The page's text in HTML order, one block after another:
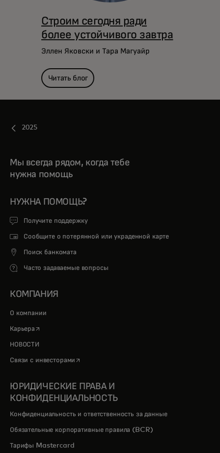
Строим сегодня ради
более устойчивого завтра
Эллен Яковски и Тара Магуайр
Читать блог
2025
Мы всегда рядом, когда тебе
нужна помощь
НУЖНА ПОМОЩЬ?
Получите поддержку
Сообщите о потерянной или украденной карте
Поиск банкомата
Часто задаваемые вопросы
КОМПАНИЯ
О компании
Карьера opens in a new tab
НОВОСТИ
Связи с инвесторами opens in a new tab
ЮРИДИЧЕСКИЕ ПРАВА И
КОНФИДЕНЦИАЛЬНОСТЬ
Конфиденциальность и ответственность за данные
Обязательные корпоративные правила (BCR)
Тарифы Mastercard